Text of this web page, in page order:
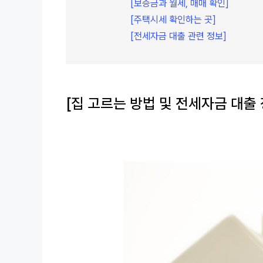
[보증금과 월세, 매매 확인]
[주택시세 확인하는 곳]
[전세자금 대출 관련 정보]
[집 고르는 방법 및 전세자금 대출